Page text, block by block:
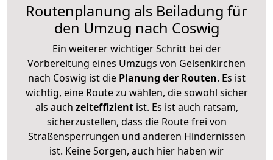
Routenplanung als Beiladung für
den Umzug nach Coswig
Ein weiterer wichtiger Schritt bei der
Vorbereitung eines Umzugs von Gelsenkirchen
nach Coswig ist diePlanung der Routen. Es ist
wichtig, eine Route zu wählen, die sowohl sicher
als auch zeiteffizientist. Es ist auch ratsam,
sicherzustellen, dass die Route frei von
Straßensperrungen und anderen Hindernissen
ist. Keine Sorgen, auch hier haben wir